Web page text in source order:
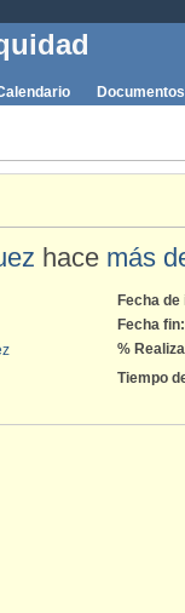
Documentos
hace más
Fecha de
Fecha fin:
%
Tiempo